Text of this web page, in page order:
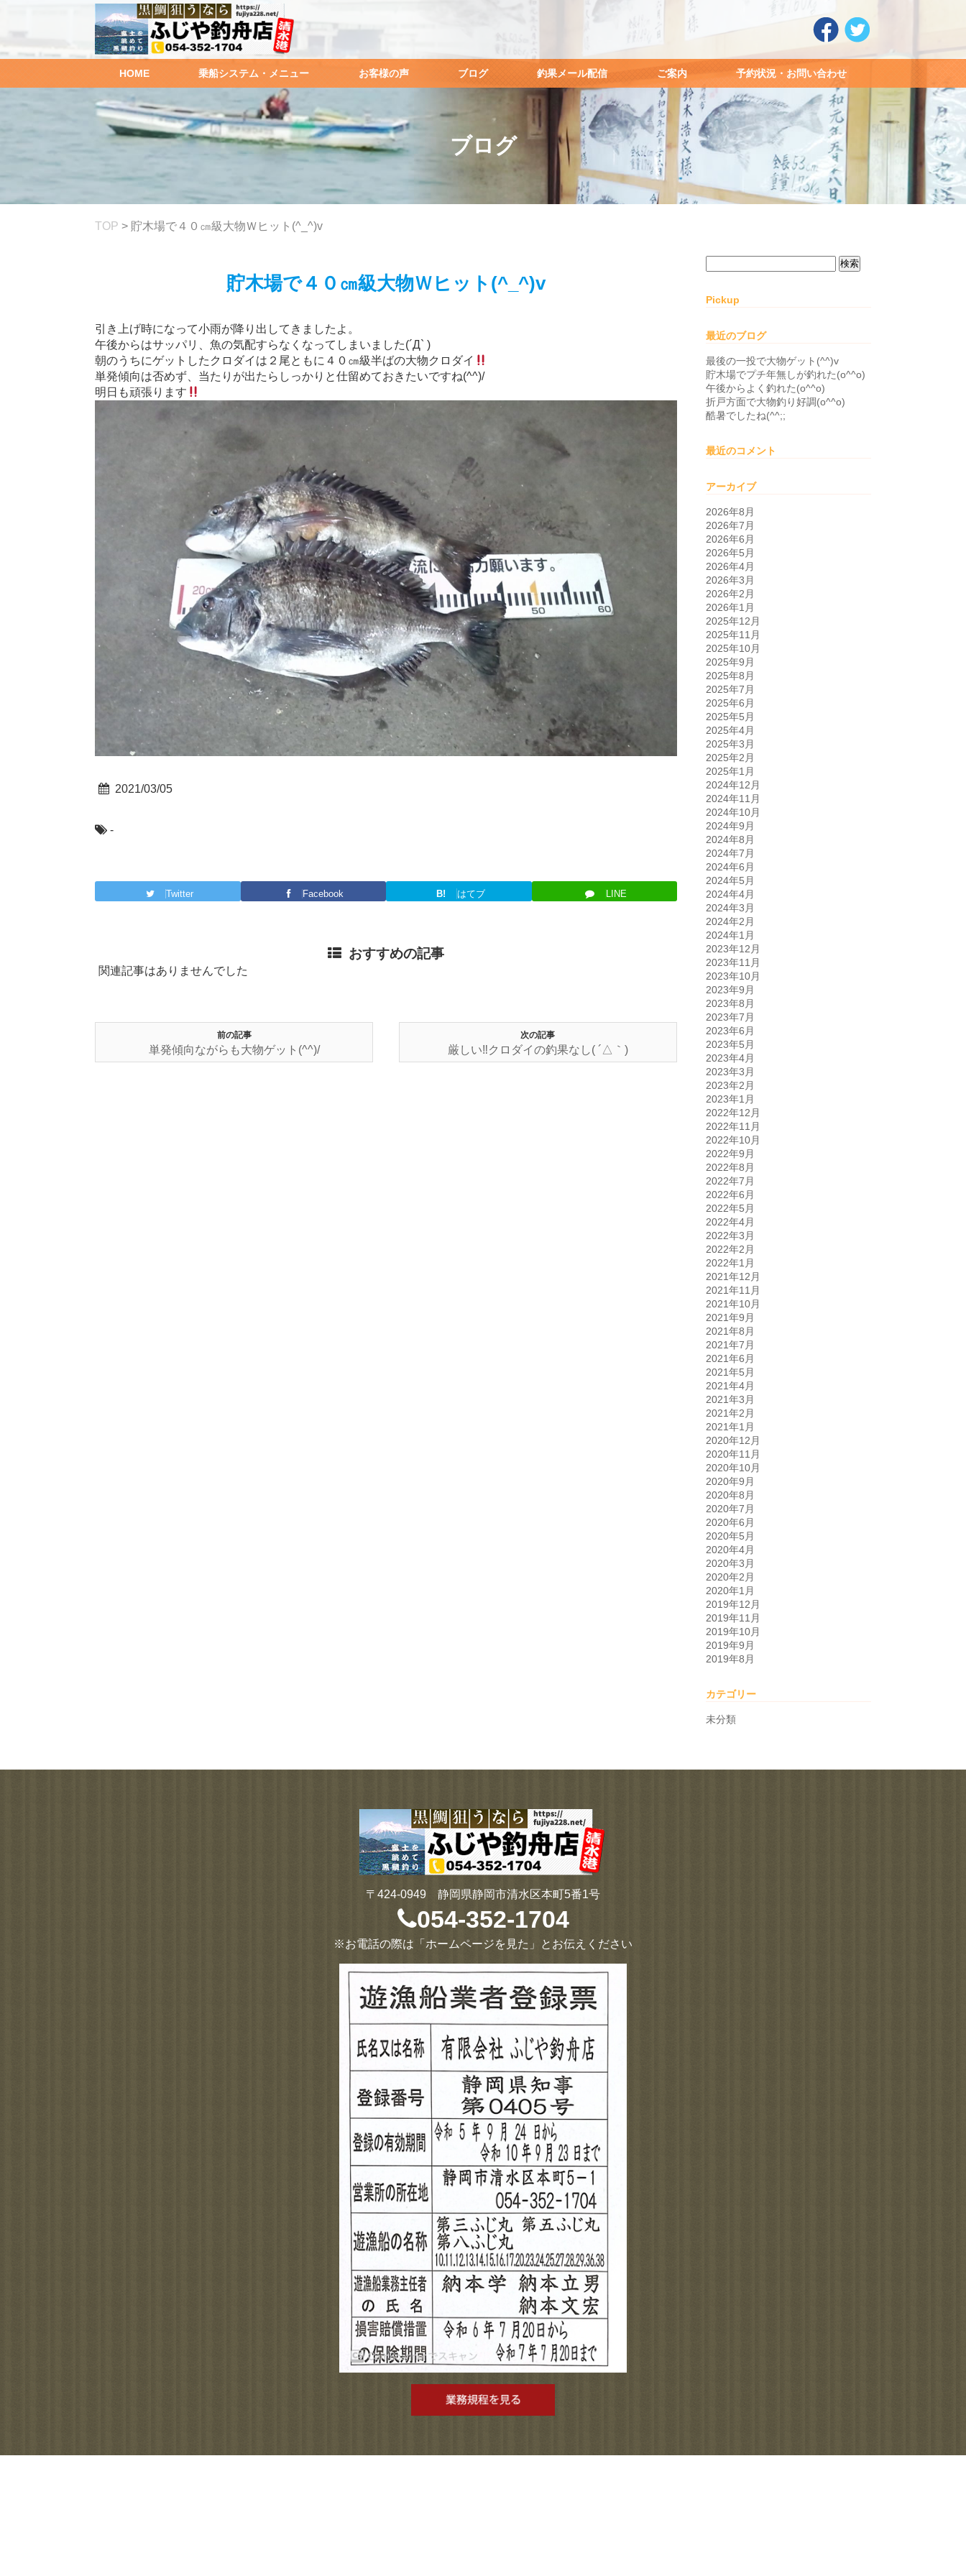
HOME 乗船システム・メニュー お客様の声 ブログ 釣果メール配信 ご案内 予約状況・お問い合わせ
ブログ
TOP > 貯木場で４０㎝級大物Ｗヒット(^_^)v
貯木場で４０㎝級大物Ｗヒット(^_^)v
引き上げ時になって小雨が降り出してきましたよ。
午後からはサッパリ、魚の気配すらなくなってしまいました(´Д` )
朝のうちにゲットしたクロダイは２尾ともに４０㎝級半ばの大物クロダイ
単発傾向は否めず、当たりが出たらしっかりと仕留めておきたいですね(^^)/
明日も頑張ります
2021/03/05
-
Twitter Facebook B! はてブ LINE
おすすめの記事
関連記事はありませんでした
前の記事
単発傾向ながらも大物ゲット(^^)/
次の記事
厳しい‼︎クロダイの釣果なし( ´△｀)
索:
Pickup
最近のブログ
最後の一投で大物ゲット(^^)v
貯木場でプチ年無しが釣れた(o^^o)
午後からよく釣れた(o^^o)
折戸方面で大物釣り好調(o^^o)
酷暑でしたね(^^;;
最近のコメント
アーカイブ
2026年8月
2026年7月
2026年6月
2026年5月
2026年4月
2026年3月
2026年2月
2026年1月
2025年12月
2025年11月
2025年10月
2025年9月
2025年8月
2025年7月
2025年6月
2025年5月
2025年4月
2025年3月
2025年2月
2025年1月
2024年12月
2024年11月
2024年10月
2024年9月
2024年8月
2024年7月
2024年6月
2024年5月
2024年4月
2024年3月
2024年2月
2024年1月
2023年12月
2023年11月
2023年10月
2023年9月
2023年8月
2023年7月
2023年6月
2023年5月
2023年4月
2023年3月
2023年2月
2023年1月
2022年12月
2022年11月
2022年10月
2022年9月
2022年8月
2022年7月
2022年6月
2022年5月
2022年4月
2022年3月
2022年2月
2022年1月
2021年12月
2021年11月
2021年10月
2021年9月
2021年8月
2021年7月
2021年6月
2021年5月
2021年4月
2021年3月
2021年2月
2021年1月
2020年12月
2020年11月
2020年10月
2020年9月
2020年8月
2020年7月
2020年6月
2020年5月
2020年4月
2020年3月
2020年2月
2020年1月
2019年12月
2019年11月
2019年10月
2019年9月
2019年8月
カテゴリー
未分類
〒424-0949 静岡県静岡市清水区本町5番1号
054-352-1704
※お電話の際は「ホームページを見た」とお伝えください